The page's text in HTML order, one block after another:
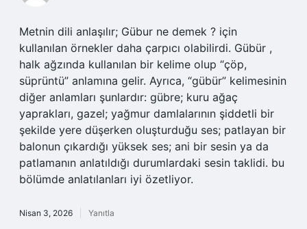
Metnin dili anlaşılır; Gübur ne demek ? için
kullanılan örnekler daha çarpıcı olabilirdi. Gübür ,
halk ağzında kullanılan bir kelime olup “çöp,
süprüntü” anlamına gelir. Ayrıca, “gübür” kelimesinin
diğer anlamları şunlardır: gübre; kuru ağaç
yaprakları, gazel; yağmur damlalarının şiddetli bir
şekilde yere düşerken oluşturduğu ses; patlayan bir
balonun çıkardığı yüksek ses; ani bir sesin ya da
patlamanın anlatıldığı durumlardaki sesin taklidi. bu
bölümde anlatılanları iyi özetliyor.
Nisan 3, 2026 Yanıtla